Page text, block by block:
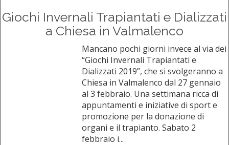
Giochi Invernali Trapiantati e Dializzati
a Chiesa in Valmalenco
Mancano pochi giorni invece al via dei
“Giochi Invernali Trapiantati e
Dializzati 2019”, che si svolgeranno a
Chiesa in Valmalenco dal 27 gennaio
al 3 febbraio. Una settimana ricca di
appuntamenti e iniziative di sport e
promozione per la donazione di
organi e il trapianto. Sabato 2
febbraio i...